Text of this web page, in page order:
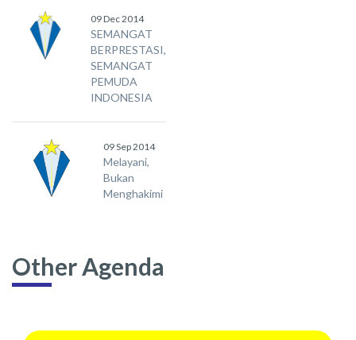
09 Dec 2014
SEMANGAT
BERPRESTASI,
SEMANGAT
PEMUDA
INDONESIA
09 Sep 2014
Melayani,
Bukan
Menghakimi
Other Agenda